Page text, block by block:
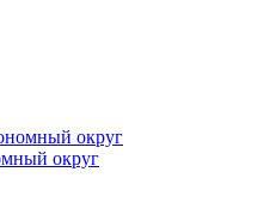
округ
округ